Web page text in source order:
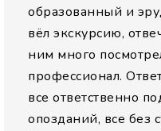
образованный и
вёл экскурсию,
ним много
профессионал.
все ответственно
опозданий, все без